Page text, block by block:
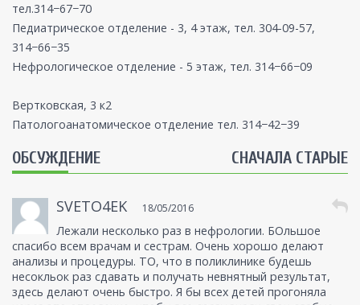
тел.314−67−70
Педиатрическое отделение - 3, 4 этаж, тел. 304-09-57,
314−66−35
Нефрологическое отделение - 5 этаж, тел. 314−66−09
Вертковская, 3 к2
Патологоанатомическое отделение тел. 314−42−39
ОБСУЖДЕНИЕ СНАЧАЛА СТАРЫЕ
SVETO4EK 18/05/2016
Лежали несколько раз в нефрологии. БОльшое
спасибо всем врачам и сестрам. Очень хорошо делают
анализы и процедуры. ТО, что в поликлинике будешь
несокльок раз сдавать и получать невнятный результат,
здесь делают очень быстро. Я бы всех детей прогоняла